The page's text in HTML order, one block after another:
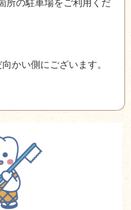
所の駐車場をご利用くだ
かい側にございます。